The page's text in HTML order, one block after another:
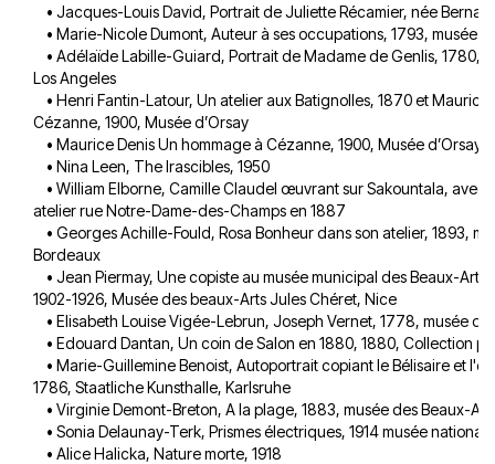
• Jacques-Louis David, Portrait de Juliette Récamier, née
• Marie-Nicole Dumont, Auteur à ses occupations, 1793, musée
• Adélaïde Labille-Guiard, Portrait de Madame de Genlis, 1780,
Los Angeles
• Henri Fantin-Latour, Un atelier aux Batignolles, 1870 et Maurice
Cézanne, 1900, Musée d’Orsay
• Maurice Denis Un hommage à Cézanne, 1900, Musée d’Orsay
• Nina Leen, The Irascibles, 1950
• William Elborne, Camille Claudel œuvrant sur Sakountala, avec
atelier rue Notre-Dame-des-Champs en 1887
• Georges Achille-Fould, Rosa Bonheur dans son atelier, 1893,
Bordeaux
• Jean Piermay, Une copiste au musée municipal des Beaux-
1902-1926, Musée des beaux-Arts Jules Chéret, Nice
• Elisabeth Louise Vigée-Lebrun, Joseph Vernet, 1778, musée du
• Edouard Dantan, Un coin de Salon en 1880, 1880, Collection
• Marie-Guillemine Benoist, Autoportrait copiant le Bélisaire et
1786, Staatliche Kunsthalle, Karlsruhe
• Virginie Demont-Breton, A la plage, 1883, musée des Beaux-
• Sonia Delaunay-Terk, Prismes électriques, 1914 musée national
• Alice Halicka, Nature morte, 1918